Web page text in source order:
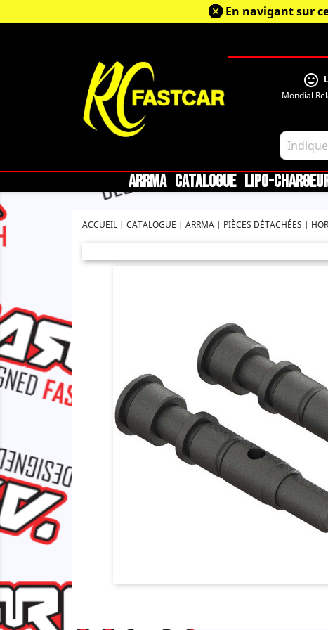
En navigant sur
sentiment_very_satisfied
Mondial
ARRMA CATALOGUE LIPO-
ACCUEIL CATALOGUE ARRMA PIÈCES DÉTACHÉES